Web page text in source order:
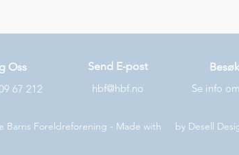
Oss Send E-post
67 212
hbf@hbf.no Se info
Barns Foreldreforening - Made with by Desell